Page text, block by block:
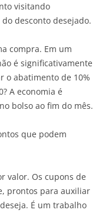
visitando
desconto desejado.
compra. Em um
é significativamente
o abatimento de 10%
A economia é
bolso ao fim do mês.
que podem
valor. Os cupons de
prontos para auxiliar
É um trabalho